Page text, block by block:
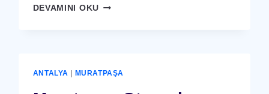
DEVAMINI OKUMURATPAŞA
ANTALYA MURATPAŞA